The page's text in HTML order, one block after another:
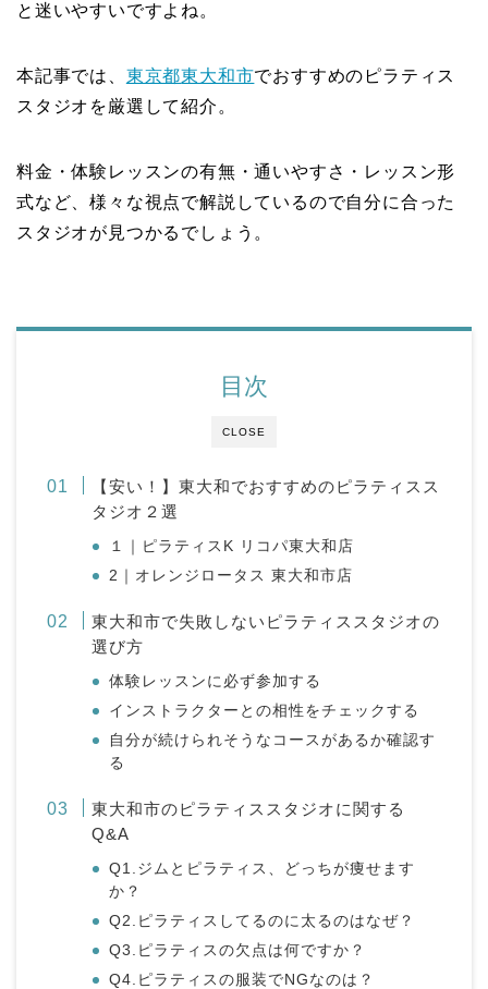
と迷いやすいですよね。
本記事では、 東京都東大和市でおすすめのピラティス
スタジオを厳選して紹介。
料金・体験レッスンの有無・通いやすさ・レッスン形
式など、様々な視点で解説しているので自分に合った
スタジオが見つかるでしょう。
CLOSE
目次
【安い！】東大和でおすすめのピラティスス
タジオ２選
１｜ピラティスK リコパ東大和店
2｜オレンジロータス 東大和市店
東大和市で失敗しないピラティススタジオの
選び方
体験レッスンに必ず参加する
インストラクターとの相性をチェックする
自分が続けられそうなコースがあるか確認す
る
東大和市のピラティススタジオに関する
Q&A
Q1.ジムとピラティス、どっちが痩せます
か？
Q2.ピラティスしてるのに太るのはなぜ？
Q3.ピラティスの欠点は何ですか？
Q4.ピラティスの服装でNGなのは？